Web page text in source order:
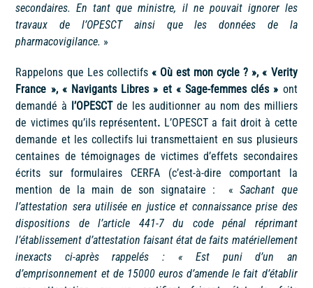
secondaires. En tant que ministre, il ne pouvait ignorer les
travaux de l’OPESCT ainsi que les données de la
pharmacovigilance. »
Rappelons que Les collectifs« Où est mon cycle ? », « Verity
France », « Navigants Libres » et « Sage-femmes clés » ont
demandé à l’OPESCT de les auditionner au nom des milliers
de victimes qu’ils représentent. L’OPESCT a fait droit à cette
demande et les collectifs lui transmettaient en sus plusieurs
centaines de témoignages de victimes d’effets secondaires
écrits sur formulaires CERFA (c’est-à-dire comportant la
mention de la main de son signataire : «Sachant que
l’attestation sera utilisée en justice et connaissance prise des
dispositions de l’article 441-7 du code pénal réprimant
l’établissement d’attestation faisant état de faits matériellement
inexacts ci-après rappelés : « Est puni d’un an
d’emprisonnement et de 15000 euros d’amende le fait d’établir